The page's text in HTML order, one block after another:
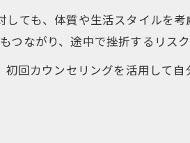
ム選びのチェックポイント
続できる習慣
ても、体質や生活スタイルを
つながり、途中で挫折するリス
回カウンセリングを活用して